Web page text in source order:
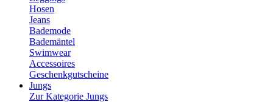
Hosen
Jeans
Bademode
Bademäntel
Swimwear
Accessoires
Geschenkgutscheine
Jungs
Zur Kategorie Jungs